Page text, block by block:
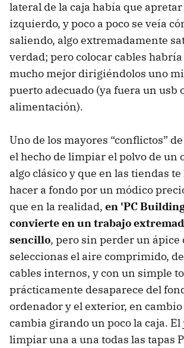
lateral de la caja había que
izquierdo, y poco a poco se veía
saliendo, algo extremadamente
verdad; pero colocar cables
mucho mejor dirigiéndolos uno
puerto adecuado (ya fuera un usb
alimentación).
Uno de los mayores “conflictos”
el hecho de limpiar el polvo de un
algo clásico y que en las tiendas
hacer a fondo por un módico
que en la realidad, en 'PC
convierte en un trabajo
sencillo, pero sin perder un ápice
seleccionas el aire comprimido,
cables internos, y con un simple
prácticamente desaparece del
ordenador y el exterior, en cambio
cambia girando un poco la caja. El
limpiar una a una todas las tapas